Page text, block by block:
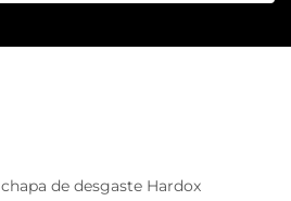
chapa de desgaste Hardox